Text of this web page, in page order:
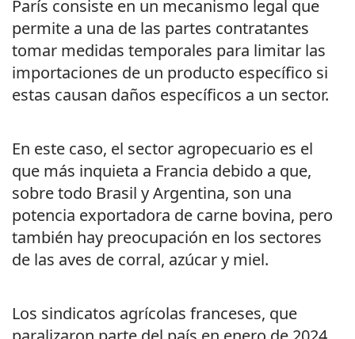
París consiste en un mecanismo legal que
permite a una de las partes contratantes
tomar medidas temporales para limitar las
importaciones de un producto específico si
estas causan daños específicos a un sector.
En este caso, el sector agropecuario es el
que más inquieta a Francia debido a que,
sobre todo Brasil y Argentina, son una
potencia exportadora de carne bovina, pero
también hay preocupación en los sectores
de las aves de corral, azúcar y miel.
Los sindicatos agrícolas franceses, que